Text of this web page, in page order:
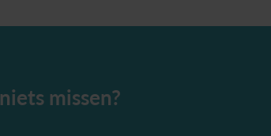
niets missen?